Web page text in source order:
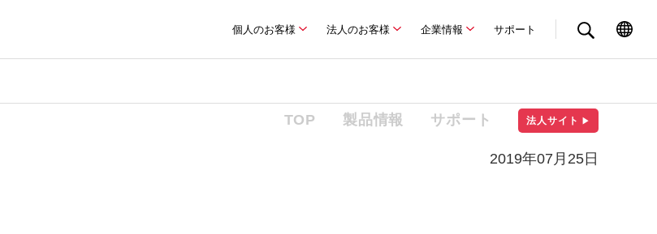
個人のお客様 法人のお客様 企業情報 サポート
TOP 製品情報 サポート 法人サイト ▶
2019年07月25日